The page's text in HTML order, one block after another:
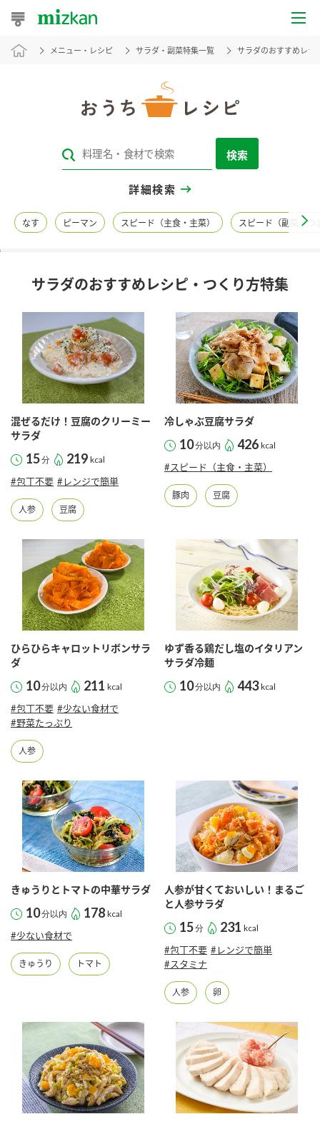
おうちレシピ
レシピカテゴリ一覧
レシピ名特集
商品情報
商品カテゴリ
酢 調味酢
鍋用調味料
つゆ たれ
スープ 中華
レモン果汁
ふりかけ
炊き込みご飯の素 米飯用調味液
納豆 Fibee
新商品一覧
キャンペーン情報
ブランド・スペシャルサイト
ブランド・スペシャルサイト トップ
Fibee（ファイビー）
くらしプラ酢
カンタン酢
お酢ドリンク
味ぽん
つゆ
鍋なび
納豆のサイト
PIN印
三ツ判山吹
千夜
スペシャルサイト
お酢を知ろう！
すしラボ
ぽん酢サワー
納豆の豆知識
鍋奉行マニュアル
ロングセラー商品 ＋ おすすめレシピ
人気商品 ＋ おすすめレシピ
企業情報
ミツカングループについて
企業理念
ミツカンを知る
環境への取り組み
MIM（ミツカンミュージアム）
各部門が大切にしていること
おいしさと健康への取り組み
キッザニア東京「ぽん酢工房」
販売終了製品のご案内
よくあるご質問
地図から取り扱い店舗を探す
ミツカン公式通販
検索
メニュー・レシピ サラダ・副菜特集一覧 サラダのおすすめレシ
検索
詳細検索
なす ピーマン スピード（主食・主菜） スピード（副菜・つ
サラダのおすすめレシピ・つくり方特集
混ぜるだけ！豆腐のクリーミー
サラダ
15分 219 kcal
#包丁不要 #レンジで簡単
人参 豆腐
冷しゃぶ豆腐サラダ
10分以内 426 kcal
#スピード（主食・主菜）
豚肉 豆腐
ひらひらキャロットリボンサラ
ダ
10分以内 211 kcal
#包丁不要 #少ない食材で
#野菜たっぷり
人参
ゆず香る鶏だし塩のイタリアン
サラダ冷麺
10分以内 443 kcal
きゅうりとトマトの中華サラダ
10分以内 178 kcal
#少ない食材で
きゅうり トマト
人参が甘くておいしい！まるご
と人参サラダ
15分 231 kcal
#包丁不要 #レンジで簡単
#スタミナ
人参 卵